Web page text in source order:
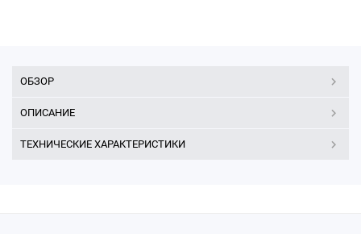
ОБЗОР
ОПИСАНИЕ
ТЕХНИЧЕСКИЕ ХАРАКТЕРИСТИКИ